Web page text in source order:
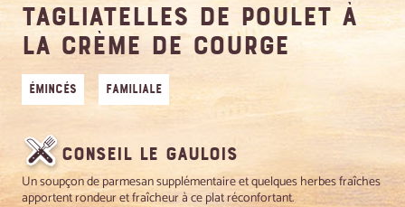
Tagliatelles de poulet à
la crème de courge
Émincés Familiale
Conseil Le Gaulois
Un soupçon de parmesan supplémentaire et quelques herbes fraîches
apportent rondeur et fraîcheur à ce plat réconfortant.
Le site internet Le Gaulois
utilise des cookies !
Nous utilisons des cookies pour nous assurer du bon
fonctionnement de notre site et à des fins analytiques. Vous
pouvez changer d'avis à tout moment en cliquant sur l'icône
présente sur chaque page de notre site. En autorisant ces
services tiers, vous acceptez le dépôt et la lecture de
cookies et l'utilisation de technologies de suivi nécessaires
à leur bon fonctionnement.